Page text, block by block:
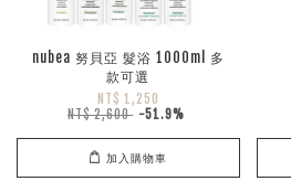
nubea 努貝亞 髮浴 1000ml 多
款可選
NT$ 1,250
NT$ 2,600 -51.9%
加入購物車